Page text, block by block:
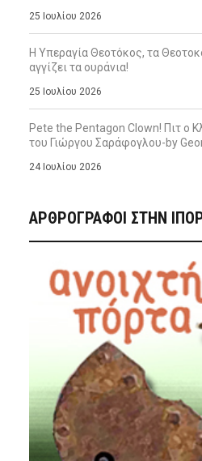
25 Ιουλίου 2026
Η Υπεραγία Θεοτόκος, τα
αγγίζει τα ουράνια!
25 Ιουλίου 2026
Pete the Pentagon Clown! Πιτ ο
του Γιώργου Σαράφογλου-by
24 Ιουλίου 2026
ΑΡΘΡΟΓΡΑΦΟΙ ΣΤΗΝ